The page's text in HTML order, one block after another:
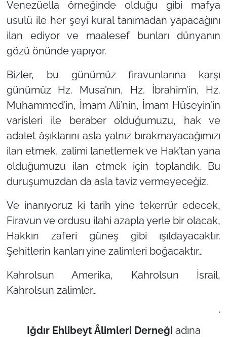
Venezüella örneğinde olduğu gibi mafya
usulü ile her şeyi kural tanımadan yapacağını
ilan ediyor ve maalesef bunları dünyanın
gözü önünde yapıyor.
Bizler, bu günümüz firavunlarına karşı
günümüz Hz. Musa’nın, Hz. İbrahim’in, Hz.
Muhammed’in, İmam Ali’nin, İmam Hüseyin’in
varisleri ile beraber olduğumuzu, hak ve
adalet âşıklarını asla yalnız bırakmayacağımızı
ilan etmek, zalimi lanetlemek ve Hak’tan yana
olduğumuzu ilan etmek için toplandık. Bu
duruşumuzdan da asla taviz vermeyeceğiz.
Ve inanıyoruz ki tarih yine tekerrür edecek,
Firavun ve ordusu ilahi azapla yerle bir olacak,
Hakkın zaferi güneş gibi ışıldayacaktır.
Şehitlerin kanları yine zalimleri boğacaktır…
Kahrolsun Amerika, Kahrolsun İsrail,
Kahrolsun zalimler…
.
Iğdır Ehlibeyt Âlimleri Derneği adına